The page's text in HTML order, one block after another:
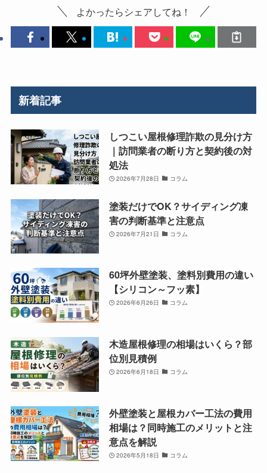
よかったらシェアしてね！
新着記事
しつこい屋根修理詐欺の見分け方
｜訪問業者の断り方と契約後の対
処法
2026年7月28日 コラム
塗装だけでOK？サイディング凍
害の判断基準と注意点
2026年7月21日 コラム
60坪外壁塗装、塗料別費用の違い
【シリコン～フッ素】
2026年6月26日 コラム
木造屋根修理の相場はいくら？部
位別見積例
2026年6月18日 コラム
外壁塗装と屋根カバー工法の費用
相場は？同時施工のメリットと注
意点を解説
2026年5月18日 コラム